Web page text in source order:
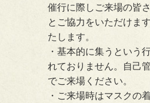
催行に際しご来場の皆
とご協力をいただけま
たします。
・基本的に集うという
れておりません。自己
でご来場ください。
・ご来場時はマスクの